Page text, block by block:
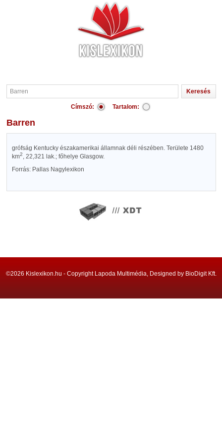
Címszó: Tartalom:
Barren
grófság Kentucky északamerikai államnak déli részében. Területe 1480
km2, 22,321 lak.; főhelye Glasgow.
Forrás: Pallas Nagylexikon
©2026 Kislexikon.hu - Copyright Lapoda Multimédia, Designed by BioDigit Kft.